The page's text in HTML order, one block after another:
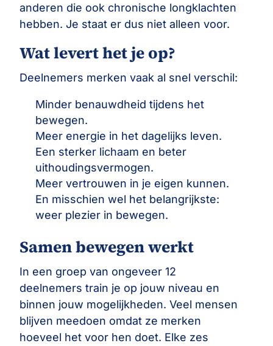
anderen die ook chronische longklachten
hebben. Je staat er dus niet alleen voor.
Wat levert het je op?
Deelnemers merken vaak al snel verschil:
Minder benauwdheid tijdens het
bewegen.
Meer energie in het dagelijks leven.
Een sterker lichaam en beter
uithoudingsvermogen.
Meer vertrouwen in je eigen kunnen.
En misschien wel het belangrijkste:
weer plezier in bewegen.
Samen bewegen werkt
In een groep van ongeveer 12
deelnemers train je op jouw niveau en
binnen jouw mogelijkheden. Veel mensen
blijven meedoen omdat ze merken
hoeveel het voor hen doet. Elke zes